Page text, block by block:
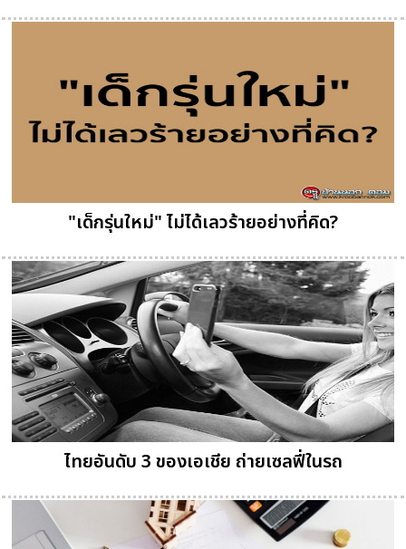
"เด็กรุ่นใหม่" ไม่ได้เลวร้ายอย่างที่คิด?
ไทยอันดับ 3 ของเอเชีย ถ่ายเซลฟี่ในรถ